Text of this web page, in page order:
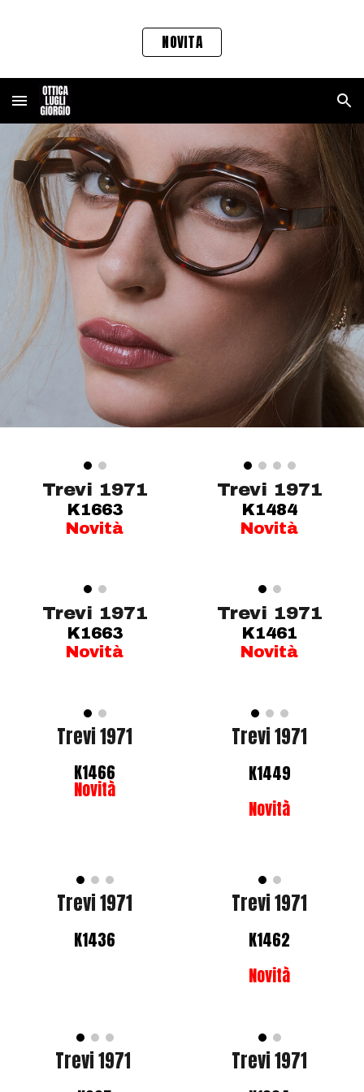
NOVITA
Trevi 1971
K1663
Novità
Trevi 1971
K1484
Novità
Trevi 1971
K1663
Novità
Trevi 1971
K1461
Novità
Trevi 1971
K1466
Novità
Trevi 1971
K1449
Novità
Trevi 1971
K1436
Trevi 1971
K1462
Novità
Trevi 1971 Trevi 1971